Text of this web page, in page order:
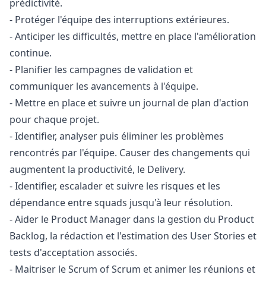
prédictivité.
- Protéger l'équipe des interruptions extérieures.
- Anticiper les difficultés, mettre en place l'amélioration
continue.
- Planifier les campagnes de validation et
communiquer les avancements à l'équipe.
- Mettre en place et suivre un journal de plan d'action
pour chaque projet.
- Identifier, analyser puis éliminer les problèmes
rencontrés par l'équipe. Causer des changements qui
augmentent la productivité, le Delivery.
- Identifier, escalader et suivre les risques et les
dépendance entre squads jusqu'à leur résolution.
- Aider le Product Manager dans la gestion du Product
Backlog, la rédaction et l'estimation des User Stories et
tests d'acceptation associés.
- Maitriser le Scrum of Scrum et animer les réunions et